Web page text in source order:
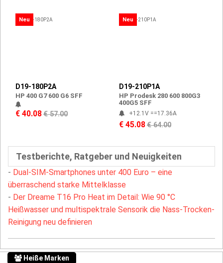
Neu
D19-180P2A
HP 400 G7 600 G6 SFF
€ 40.08€ 57.00
Neu
D19-210P1A
HP Prodesk 280 600 800G3
400G5 SFF
+12.1V ==17.36A
€ 45.08€ 64.00
Testberichte, Ratgeber und Neuigkeiten
- Dual-SIM-Smartphones unter 400 Euro – eine
überraschend starke Mittelklasse
- Der Dreame T16 Pro Heat im Detail: Wie 90 °C
Heißwasser und multispektrale Sensorik die Nass-Trocken-
Reinigung neu definieren
Heiße Marken